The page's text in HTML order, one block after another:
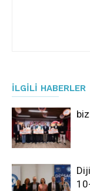
İLGILI HABERLER